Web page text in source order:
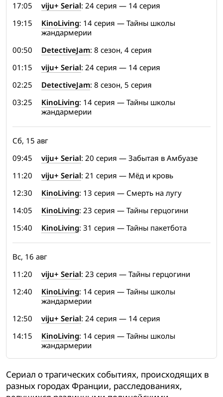
17:05
viju+ Serial: 24 серия — 14 серия
19:15
KinoLiving: 14 серия — Тайны школы
жандармерии
00:50
DetectiveJam: 8 сезон, 4 серия
01:15
viju+ Serial: 24 серия — 14 серия
02:25
DetectiveJam: 8 сезон, 5 серия
03:25
KinoLiving: 14 серия — Тайны школы
жандармерии
Сб, 15 авг
09:45
viju+ Serial: 20 серия — Забытая в Амбуазе
11:20
viju+ Serial: 21 серия — Мёд и кровь
12:30
KinoLiving: 13 серия — Смерть на лугу
14:05
KinoLiving: 23 серия — Тайны герцогини
15:40
KinoLiving: 31 серия — Тайны пакетбота
Вс, 16 авг
11:20
viju+ Serial: 23 серия — Тайны герцогини
12:40
KinoLiving: 14 серия — Тайны школы
жандармерии
12:50
viju+ Serial: 24 серия — 14 серия
14:15
KinoLiving: 14 серия — Тайны школы
жандармерии
Сериал о трагических событиях, происходящих в
разных городах Франции, расследованиях,